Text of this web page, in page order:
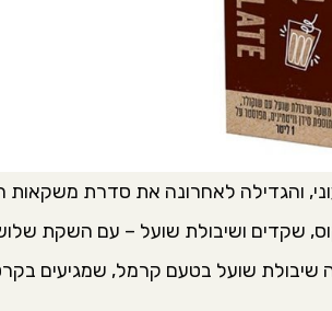
שקדים ושיבולת שועל – עם השקת
שיבולת שועל בטעם קרמל, שמגיעים